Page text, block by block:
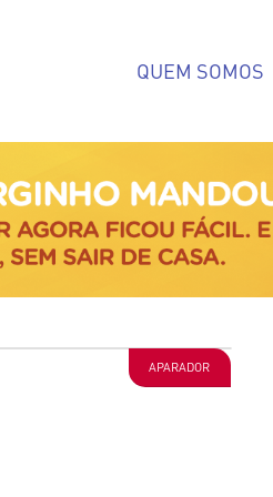
QUEM SOMOS
APARADOR